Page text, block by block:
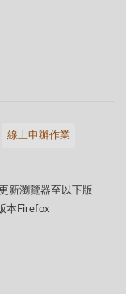
線上申辦作業
新瀏覽器至以下版
本Firefox